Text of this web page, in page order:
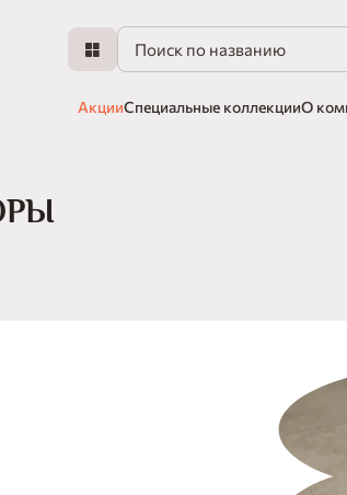
АкцииСпециальные коллекцииО